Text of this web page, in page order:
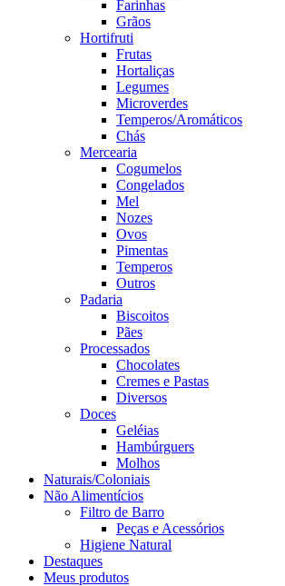
Farinhas
Grãos
Hortifruti
Frutas
Hortaliças
Legumes
Microverdes
Temperos/Aromáticos
Chás
Mercearia
Cogumelos
Congelados
Mel
Nozes
Ovos
Pimentas
Temperos
Outros
Padaria
Biscoitos
Pães
Processados
Chocolates
Cremes e Pastas
Diversos
Doces
Geléias
Hambúrguers
Molhos
Naturais/Coloniais
Não Alimentícios
Filtro de Barro
Peças e Acessórios
Higiene Natural
Destaques
Meus produtos